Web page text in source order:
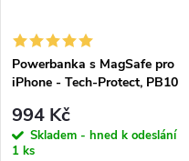
Powerbanka s MagSafe pro
iPhone - Tech-Protect, PB10
994 Kč
Skladem - hned k odeslání
1 ks